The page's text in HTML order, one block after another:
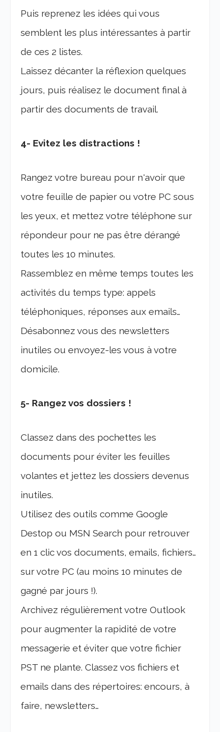
Puis reprenez les idées qui vous
semblent les plus intéressantes à partir
de ces 2 listes.
Laissez décanter la réflexion quelques
jours, puis réalisez le document final à
partir des documents de travail.
4- Evitez les distractions !
Rangez votre bureau pour n'avoir que
votre feuille de papier ou votre PC sous
les yeux, et mettez votre téléphone sur
répondeur pour ne pas être dérangé
toutes les 10 minutes.
Rassemblez en même temps toutes les
activités du temps type: appels
téléphoniques, réponses aux emails…
Désabonnez vous des newsletters
inutiles ou envoyez-les vous à votre
domicile.
5- Rangez vos dossiers !
Classez dans des pochettes les
documents pour éviter les feuilles
volantes et jettez les dossiers devenus
inutiles.
Utilisez des outils comme Google
Destop ou MSN Search pour retrouver
en 1 clic vos documents, emails, fichiers…
sur votre PC (au moins 10 minutes de
gagné par jours !).
Archivez régulièrement votre Outlook
pour augmenter la rapidité de votre
messagerie et éviter que votre fichier
PST ne plante. Classez vos fichiers et
emails dans des répertoires: encours, à
faire, newsletters…